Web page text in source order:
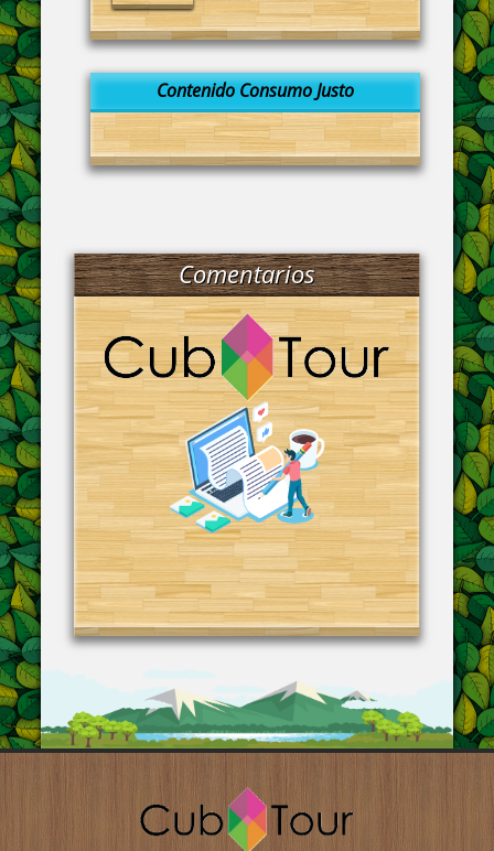
Contenido Consumo Justo
Comentarios